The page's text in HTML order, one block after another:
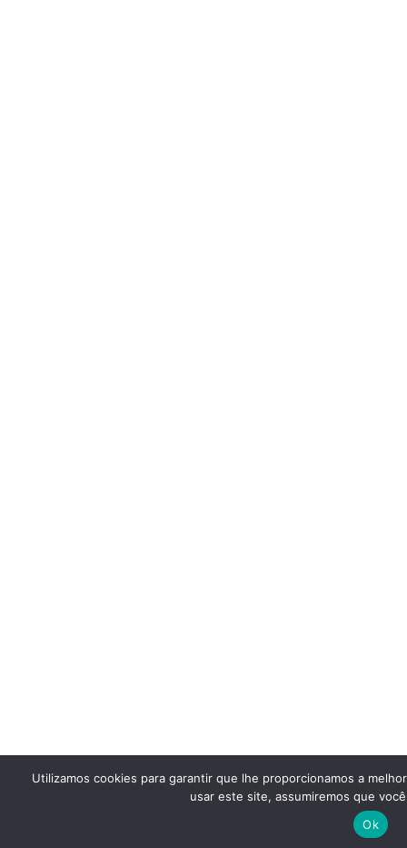
Utilizamos cookies para garantir que lhe proporcionamos a
usar este site, assumiremos que
Ok